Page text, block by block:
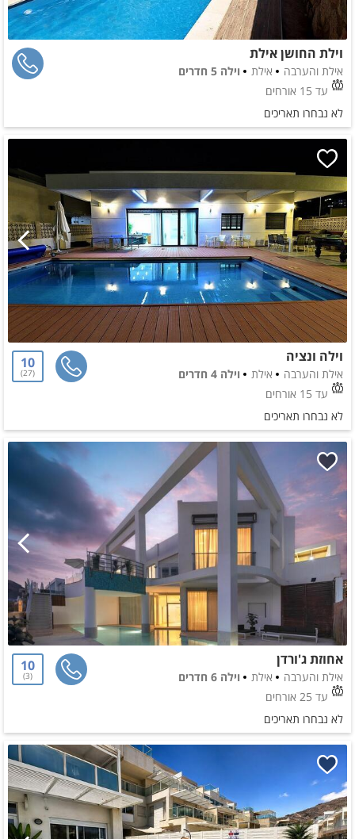
וילת החושן אילת
אילת והערבה אילת
וילה 5 חדרים
עד 15 אורחים
לא נבחרו תאריכים
וילה ונציה
אילת והערבה אילת
וילה 4 חדרים
עד 15 אורחים
10
27
לא נבחרו תאריכים
אחוזת ג'ורדן
אילת והערבה אילת
וילה 6 חדרים
עד 25 אורחים
10
3
לא נבחרו תאריכים